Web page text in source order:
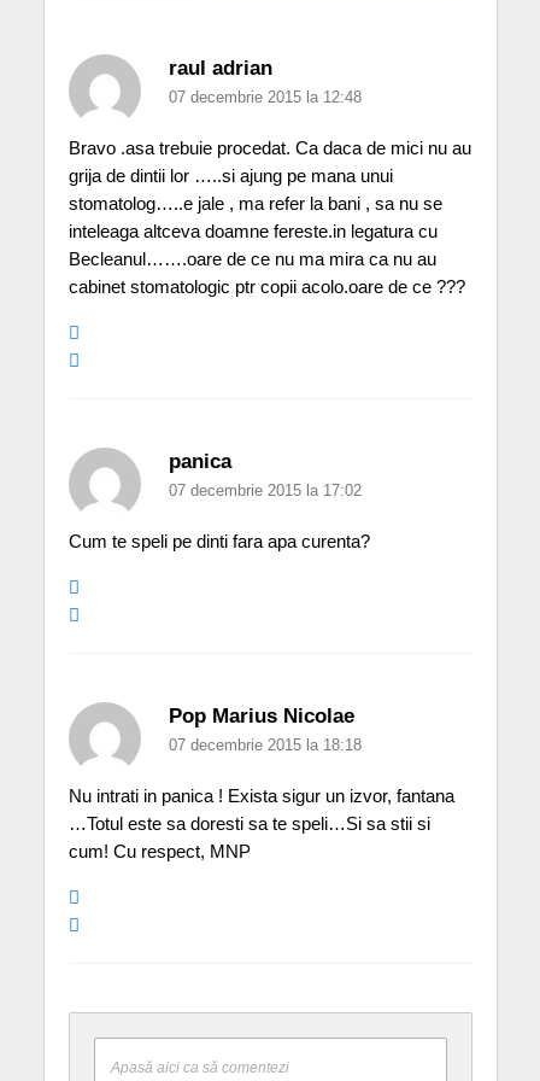
raul adrian
07 decembrie 2015 la 12:48
Bravo .asa trebuie procedat. Ca daca de mici nu au
grija de dintii lor …..si ajung pe mana unui
stomatolog…..e jale , ma refer la bani , sa nu se
inteleaga altceva doamne fereste.in legatura cu
Becleanul…….oare de ce nu ma mira ca nu au
cabinet stomatologic ptr copii acolo.oare de ce ???
panica
07 decembrie 2015 la 17:02
Cum te speli pe dinti fara apa curenta?
Pop Marius Nicolae
07 decembrie 2015 la 18:18
Nu intrati in panica ! Exista sigur un izvor, fantana
…Totul este sa doresti sa te speli…Si sa stii si
cum! Cu respect, MNP
Apasă aici ca să comentezi